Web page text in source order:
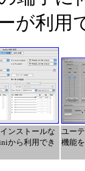
が利用
ンストールな
から利用でき
ユー
機能